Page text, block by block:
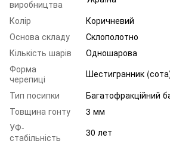
виробництва
Колір
Коричневий
Основа складу
Склополотно
Кількість шарів
Одношарова
Форма
черепиці
Шестигранник
Тип посипки
Багатофракційний
Товщина гонту
3 мм
УФ-
стабільність
30 лет